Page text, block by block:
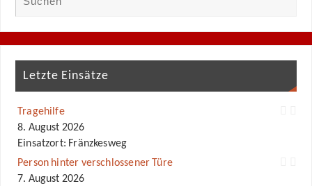
Letzte Einsätze
Tragehilfe
8. August 2026
Einsatzort: Fränzkesweg
Person hinter verschlossener Türe
7. August 2026